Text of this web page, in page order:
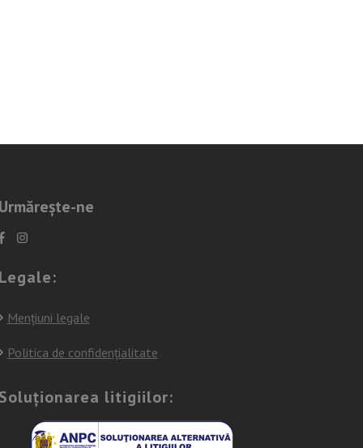
ne
Mențiuni legale
Politica de confidențialitate
litigiilor: